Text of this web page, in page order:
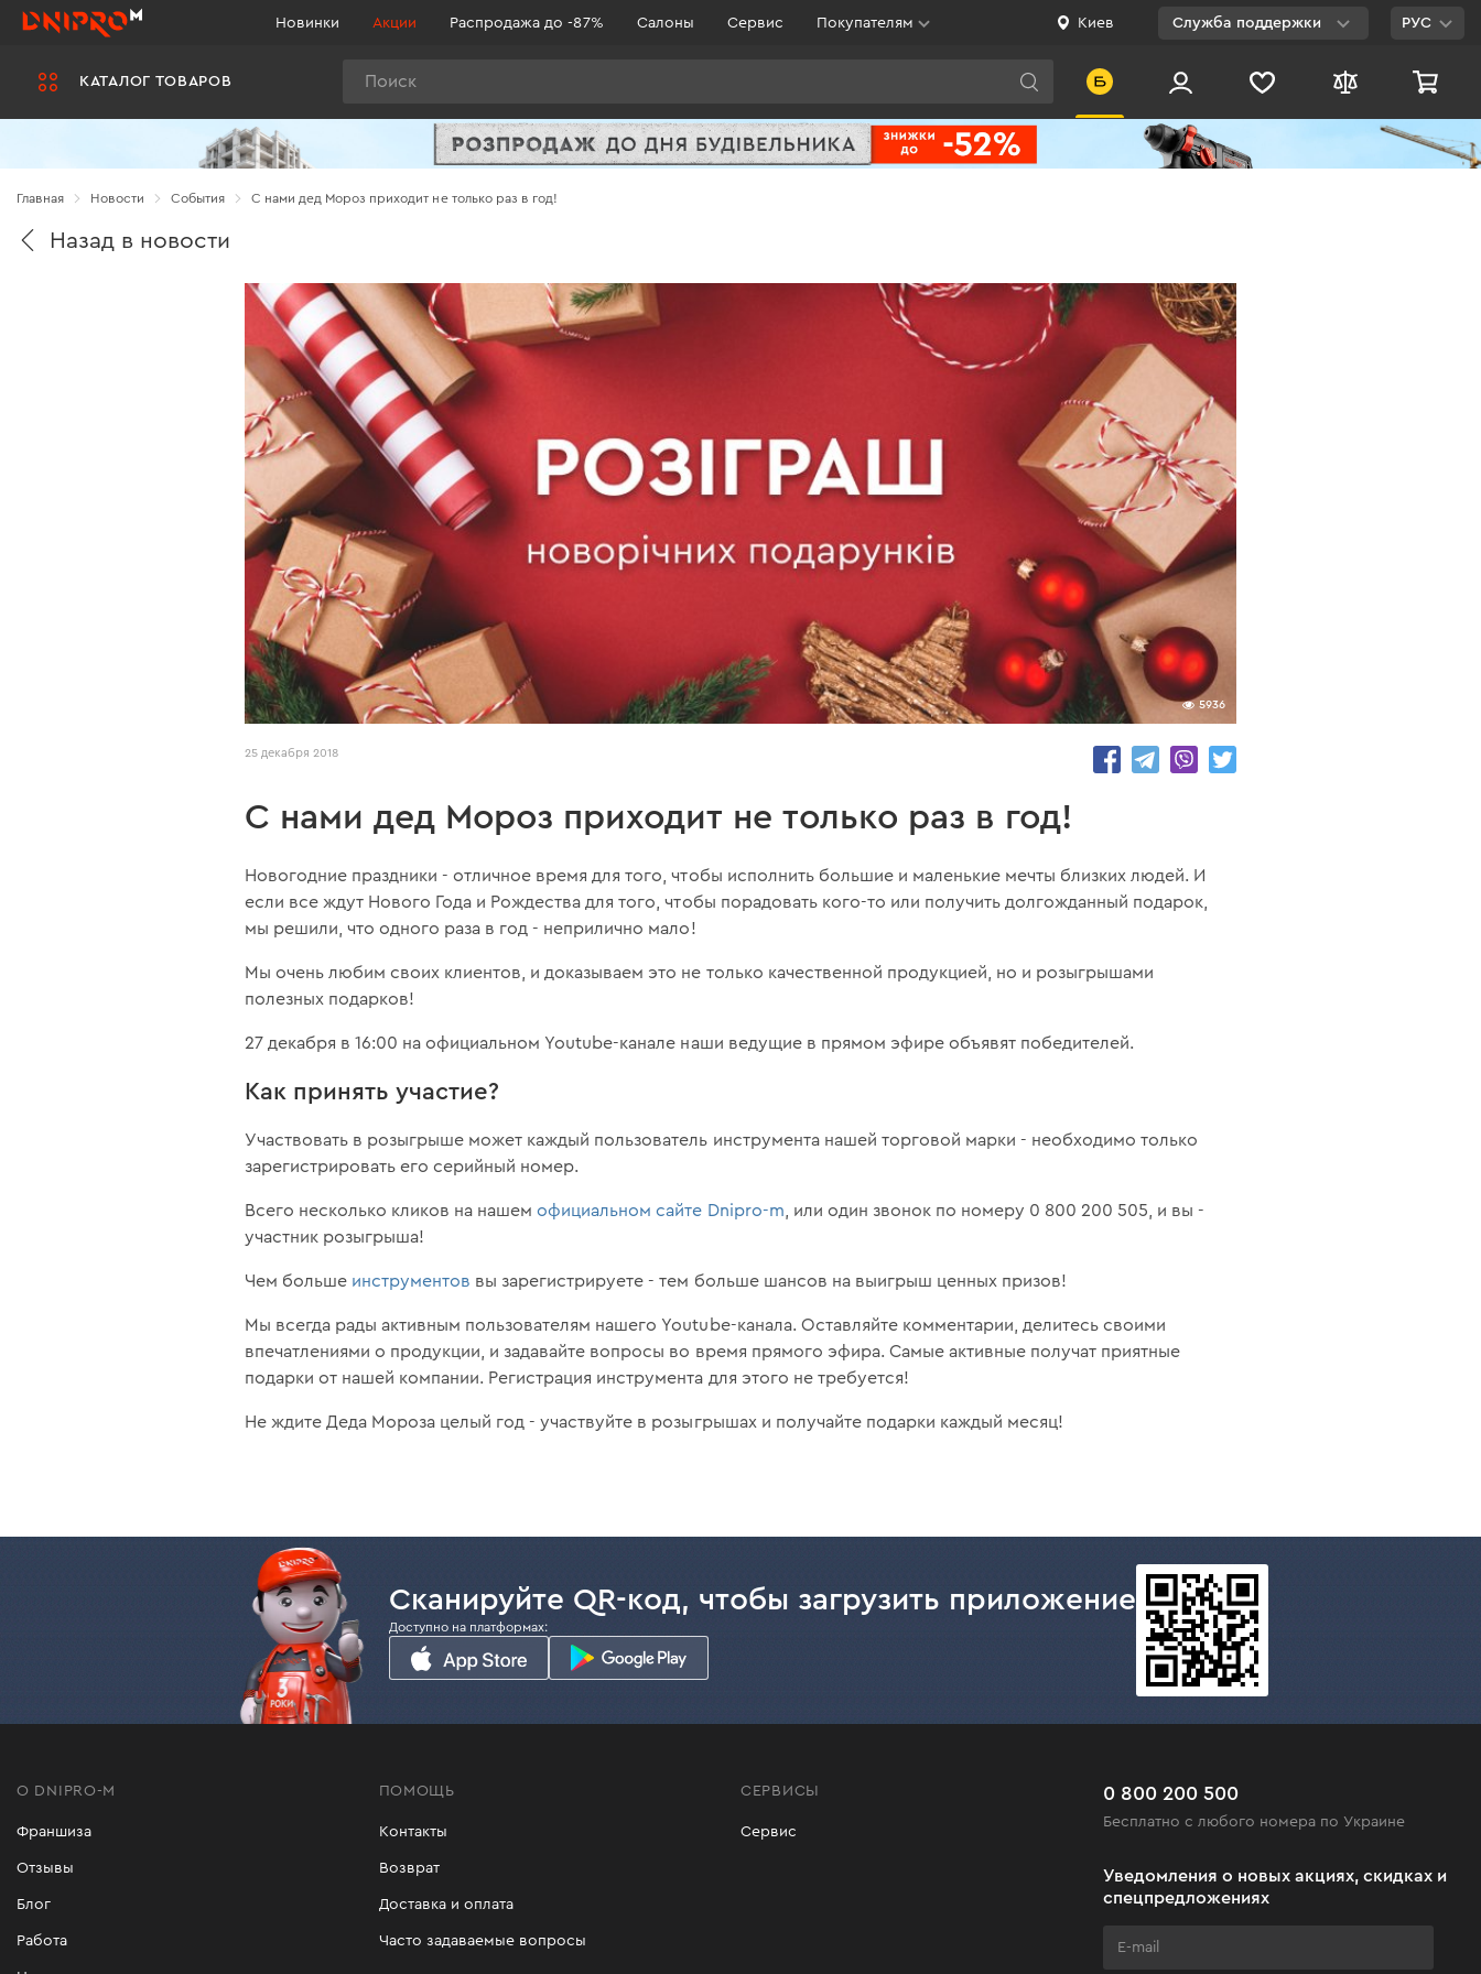
КАТАЛОГ ТОВАРОВ
Новинки Акции Распродажа до -87% Салоны Сервис Покупателям Киев Служба поддержки
0 800 200 500
Бесплатно по
РУС
Главная Новости Cобытия С нами дед Мороз приходит не только раз в год!
Назад в новости
5936
25 декабря 2018
С нами дед Мороз приходит не только раз в год!
Новогодние праздники - отличное время для того, чтобы исполнить большие и маленькие мечты близких людей. И
если все ждут Нового Года и Рождества для того, чтобы порадовать кого-то или получить долгожданный подарок,
мы решили, что одного раза в год - неприлично мало!
Мы очень любим своих клиентов, и доказываем это не только качественной продукцией, но и розыгрышами
полезных подарков!
27 декабря в 16:00 на официальном Youtube-канале наши ведущие в прямом эфире объявят победителей.
Как принять участие?
Участвовать в розыгрыше может каждый пользователь инструмента нашей торговой марки - необходимо только
зарегистрировать его серийный номер.
Всего несколько кликов на нашемофициальном сайте Dnipro-m , или один звонок по номеру 0 800 200 505, и вы -
участник розыгрыша!
Чем больше инструментов вы зарегистрируете - тем больше шансов на выигрыш ценных призов!
Мы всегда рады активным пользователям нашего Youtube-канала. Оставляйте комментарии, делитесь своими
впечатлениями о продукции, и задавайте вопросы во время прямого эфира. Самые активные получат приятные
подарки от нашей компании. Регистрация инструмента для этого не требуется!
Не ждите Деда Мороза целый год - участвуйте в розыгрышах и получайте подарки каждый месяц!
Сканируйте QR-код, чтобы загрузить приложение
Доступно на платформах:
О DNIPRO-M
Франшиза
Отзывы
Блог
Работа
ПОМОЩЬ
Контакты
Возврат
Доставка и оплата
Часто задаваемые вопросы
СЕРВИСЫ
Сервис
0 800 200 500
Бесплатно с любого номера по Украине
Уведомления о новых акциях, скидках и
спецпредложениях